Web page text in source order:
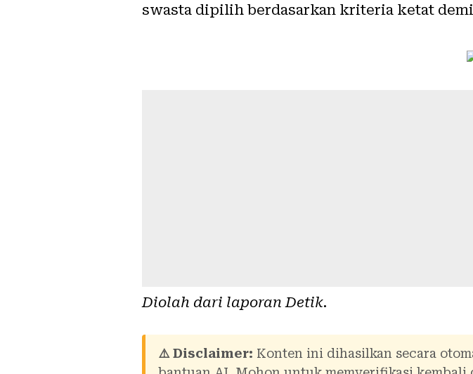
swasta dipilih berdasarkan kriteria ketat
Diolah dari laporan Detik.
⚠️ Disclaimer: Konten ini dihasilkan secara